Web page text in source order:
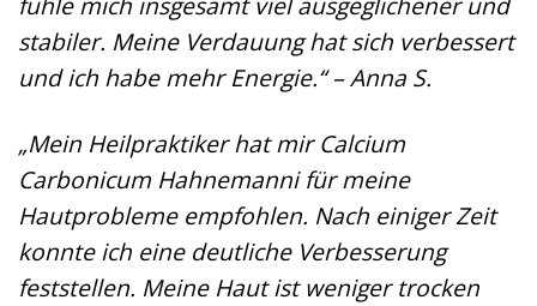
stabiler. Meine Verdauung hat sich verbessert
und ich habe mehr Energie.“ – Anna S.
„Mein Heilpraktiker hat mir Calcium
Carbonicum Hahnemanni für meine
Hautprobleme empfohlen. Nach einiger Zeit
konnte ich eine deutliche Verbesserung
feststellen. Meine Haut ist weniger trocken